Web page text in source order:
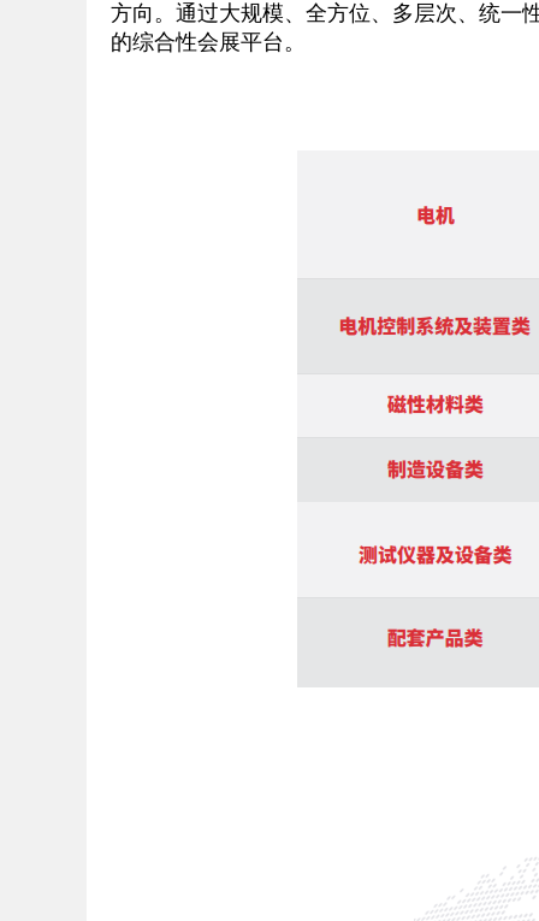
方向。通过大规模、全方位、多层次、统一
的综合性会展平台。